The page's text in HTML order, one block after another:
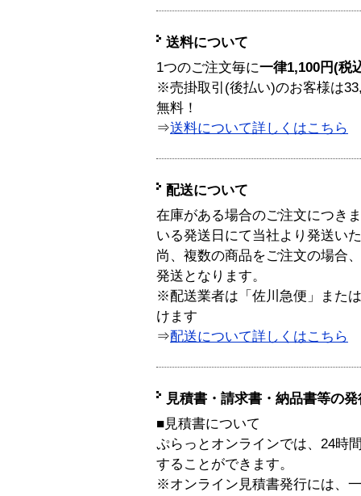
送料について
1つのご注文毎に一律1,100円(税
※売掛取引(後払い)のお客様は
無料！
⇒送料について詳しくはこちら
配送について
在庫がある場合のご注文につき
いる発送日にて当社より発送い
尚、複数の商品をご注文の場合
発送となります。
※配送業者は「佐川急便」また
けます
⇒配送について詳しくはこちら
見積書・請求書・納品書等の
■見積書について
ぷらっとオンラインでは、24時
することができます。
※オンライン見積書発行には、